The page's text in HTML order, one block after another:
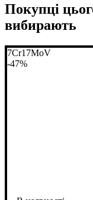
Покупці
вибирають
7Cr17MoV
-47%